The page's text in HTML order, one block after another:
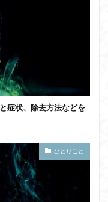
症状、除去方法などを
ひとりごと